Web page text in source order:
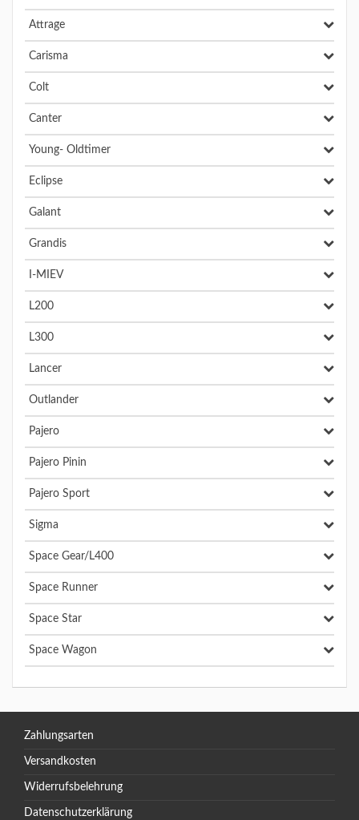
Attrage
Carisma
Colt
Canter
Young- Oldtimer
Eclipse
Galant
Grandis
I-MIEV
L200
L300
Lancer
Outlander
Pajero
Pajero Pinin
Pajero Sport
Sigma
Space Gear/L400
Space Runner
Space Star
Space Wagon
Zahlungsarten
Versandkosten
Widerrufsbelehrung
Datenschutzerklärung